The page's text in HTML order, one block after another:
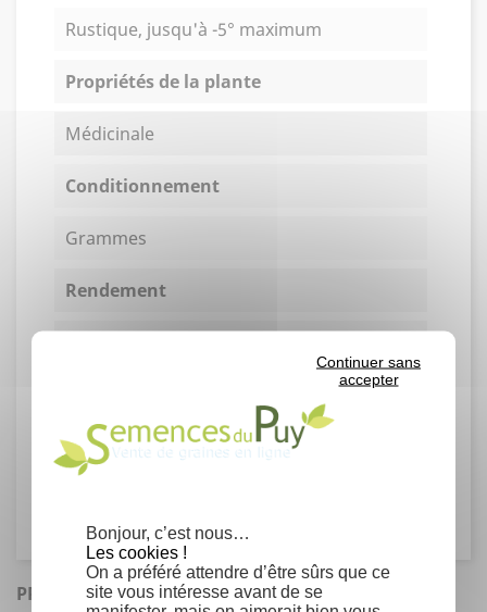
Bonjour, c’est nous…
Les cookies !
On a préféré attendre d’être sûrs que ce
site vous intéresse avant de se
Continuer sans
accepter
Rustique, jusqu'à -5° maximum
Propriétés de la plante
Médicinale
Conditionnement
Grammes
Rendement
Un gramme contient environ 15 graines.
Famille
PRODUITS SIMILAIRES